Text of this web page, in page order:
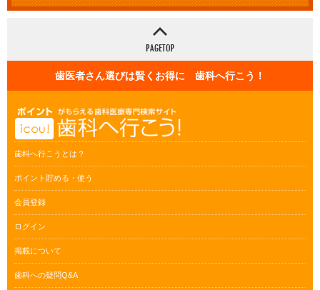
歯医者さん選びは賢くお得に 歯科へ行こう！
歯科へ行こうとは？
ポイント貯める・使う
会員登録
ログイン
掲載について
歯科への疑問Q&A